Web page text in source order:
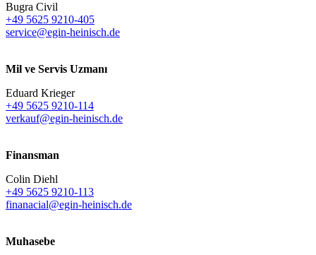
Bugra Civil
+49 5625 9210-405
service@egin-heinisch.de
Mil ve Servis Uzmanı
Eduard Krieger
+49 5625 9210-114
verkauf@egin-heinisch.de
Finansman
Colin Diehl
+49 5625 9210-113
finanacial@egin-heinisch.de
Muhasebe